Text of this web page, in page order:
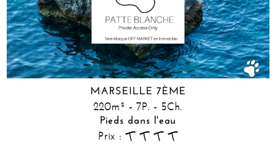
MARSEILLE 7ÈME
220m² - 7P. - 5Ch.
Pieds dans l'eau
Prix :